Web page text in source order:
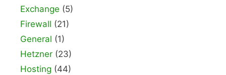
Exchange (5)
Firewall (21)
General (1)
Hetzner (23)
Hosting (44)